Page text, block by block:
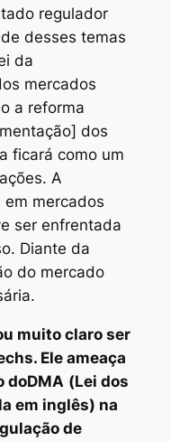
regulador
desses temas
da
mercados
a reforma
dos
ficará como um
A
mercados
ser enfrentada
Diante da
do mercado
muito claro ser
Ele ameaça
doDMA (Lei dos
em inglês) na
de